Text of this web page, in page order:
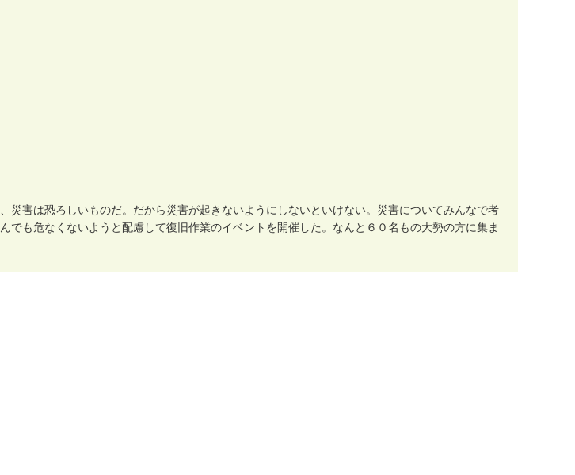
、 災害は恐ろ しいものだ。 だから災害が起き ないよ う に しないと いけない。 災害についてみんなで考
んでも危な く ないよ う と配慮 して復 旧作業のイベン ト を開催した。 なんと ６ ０名 もの大勢の方に集ま